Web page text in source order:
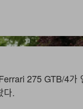
275 GTB/4가
다.